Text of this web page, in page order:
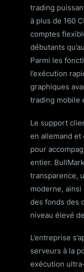
trading
à plus de 160
comptes
débutants
Parmi les
l’exécution
graphiques
trading mobile
Le support
en allemand
pour
entier.
transparence,
moderne,
des fonds des
niveau élevé
L’entreprise
serveurs à la
exécution